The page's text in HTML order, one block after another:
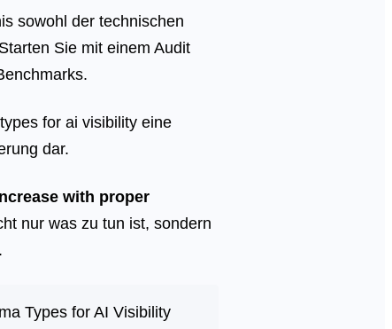
sowohl der technischen
Sie mit einem Audit
for ai visibility eine
dar.
with proper
nur was zu tun ist, sondern
Types for AI Visibility